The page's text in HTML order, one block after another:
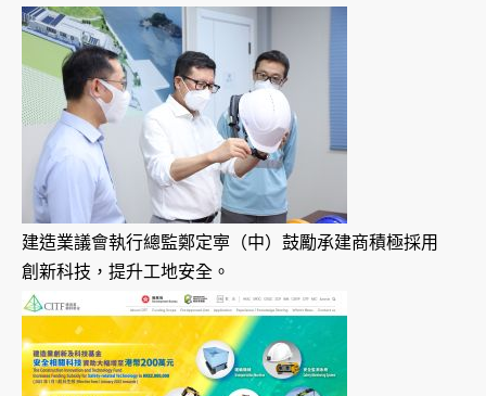
建造業議會執行總監鄭定寕（中）鼓勵承建商積極採用
創新科技，提升工地安全。